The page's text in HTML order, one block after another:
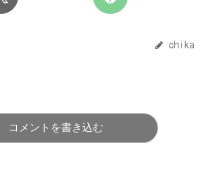
chika
コメントを書き込む